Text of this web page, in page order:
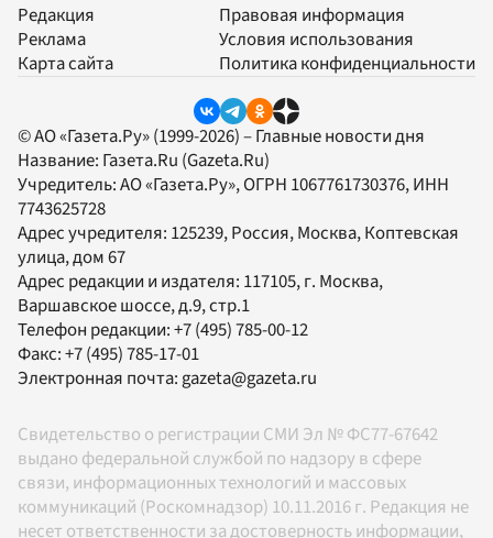
Редакция
Реклама
Карта сайта
Правовая информация
Условия использования
Политика конфиденциальности
© АО «Газета.Ру» (1999-2026) – Главные новости дня
Название: Газета.Ru (Gazeta.Ru)
Учредитель:АО «Газета.Ру», ОГРН 1067761730376, ИНН
7743625728
Адрес учредителя: 125239, Россия, Москва, Коптевская
улица, дом 67
Адрес редакции и издателя: 117105, г. Москва,
Варшавское шоссе, д.9, стр.1
Телефон редакции:+7 (495) 785-00-12
Факс:+7 (495) 785-17-01
Электронная почта:gazeta@gazeta.ru
Свидетельство о регистрации СМИ Эл № ФС77-67642
выдано федеральной службой по надзору в сфере
связи, информационных технологий и массовых
коммуникаций (Роскомнадзор) 10.11.2016 г. Редакция не
несет ответственности за достоверность информации,